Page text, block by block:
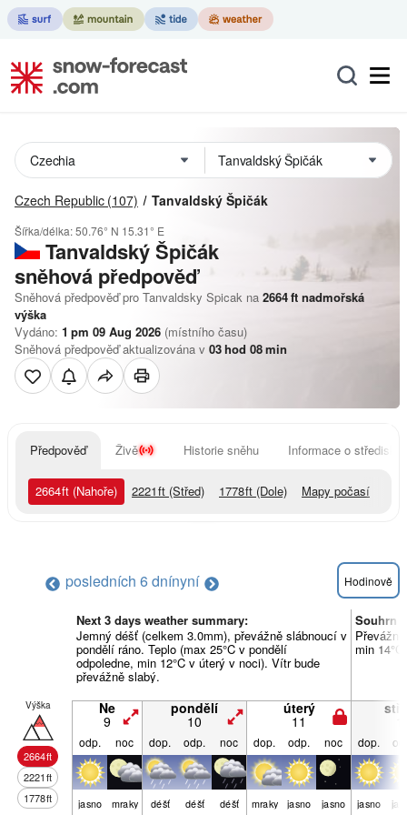
Czech Republic (107) Tanvaldský Špičák
Šířka/délka:50.76° N 15.31° E
Tanvaldský Špičák
sněhová předpověď
Sněhová předpověď pro Tanvaldsky Spicak na 2664ft nadmořská
výška
Vydáno: 1 pm 09 Aug 2026 (místního času)
Sněhová předpověď aktualizována v 03hod 08min
Předpověď Živě Historie sněhu Informace o středisku
2664ft (Nahoře) 2221ft (Střed) 1778ft (Dole) Mapy počasí
posledních 6 dnínyní Hodinově
Next 3 days weather summary:
Jemný déšť (celkem 3.0mm), převážně slábnoucí v
pondělí ráno. Teplo (max 25°C v pondělí
odpoledne, min 12°C v úterý v noci). Vítr bude
převážně slabý.
Souhrn
min
Výška
2664ft
2221ft
1778ft
Ne
9
pondělí
10
úterý
11
odp. noc dop. odp. noc dop. odp. noc dop.
jasno mraky déšť déšť déšť mraky jasno jasno jasno